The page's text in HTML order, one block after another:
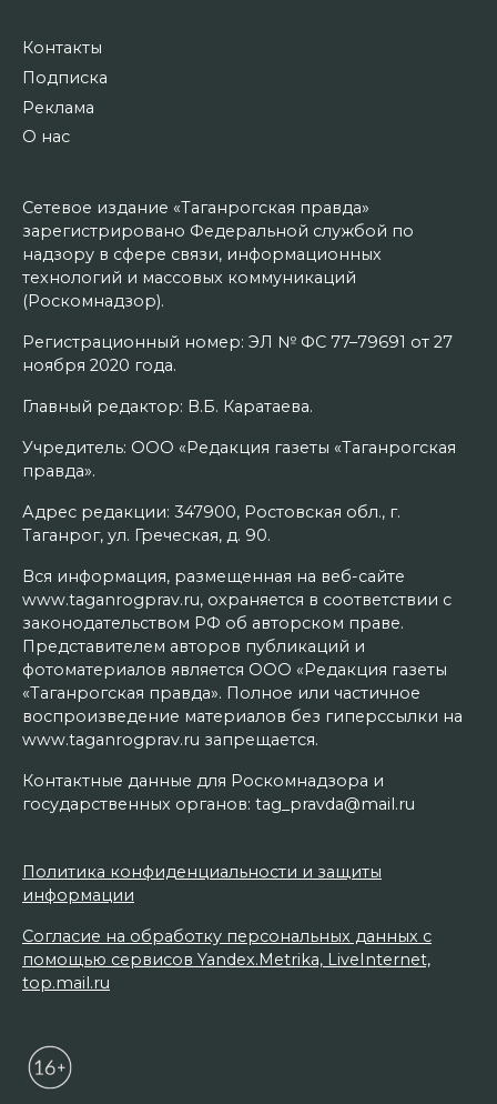
Контакты
Подписка
Реклама
О нас
Сетевое издание «Таганрогская правда»
зарегистрировано Федеральной службой по
надзору в сфере связи, информационных
технологий и массовых коммуникаций
(Роскомнадзор).
Регистрационный номер: ЭЛ № ФС 77–79691 от 27
ноября 2020 года.
Главный редактор: В.Б. Каратаева.
Учредитель: ООО «Редакция газеты «Таганрогская
правда».
Адрес редакции: 347900, Ростовская обл., г.
Таганрог, ул. Греческая, д. 90.
Вся информация, размещенная на веб-сайте
www.taganrogprav.ru, охраняется в соответствии с
законодательством РФ об авторском праве.
Представителем авторов публикаций и
фотоматериалов является ООО «Редакция газеты
«Таганрогская правда». Полное или частичное
воспроизведение материалов без гиперссылки на
www.taganrogprav.ru запрещается.
Контактные данные для Роскомнадзора и
государственных органов: tag_pravda@mail.ru
Политика конфиденциальности и защиты
информации
Согласие на обработку персональных данных с
помощью сервисов Yandex.Metrika, LiveInternet,
top.mail.ru